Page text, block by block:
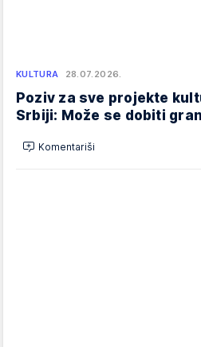
KULTURA 28.07.2026.
Poziv za sve projekte
Srbiji: Može se dobiti
Komentariši